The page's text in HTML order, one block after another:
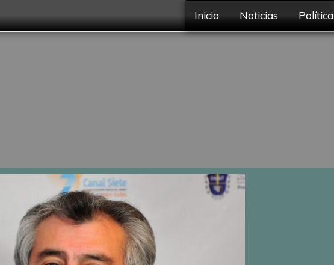
Inicio Noticias Política